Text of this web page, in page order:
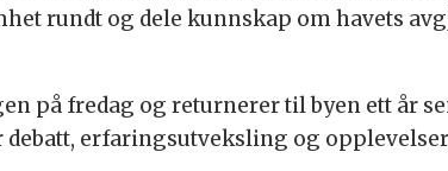
rundt og dele kunnskap om havets
på fredag og returnerer til byen ett år
debatt, erfaringsutveksling og